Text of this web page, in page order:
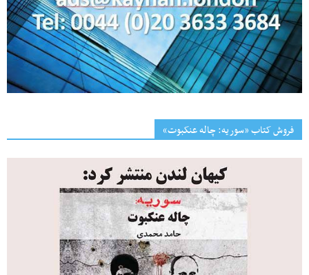
فروش کتاب «سوریه: چاله عنکبوت»